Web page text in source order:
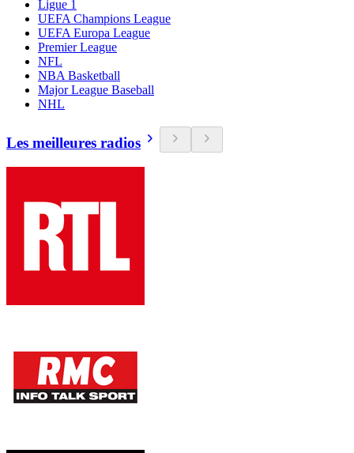
Ligue 1
UEFA Champions League
UEFA Europa League
Premier League
NFL
NBA Basketball
Major League Baseball
NHL
Les meilleures radios